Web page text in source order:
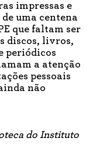
impressas e
uma centena
que faltam ser
discos, livros,
periódicos
a atenção
pessoais
não
do Instituto